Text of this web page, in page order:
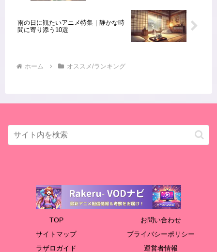
雨の日に観たいアニメ特集｜静かな時
間に寄り添う10選
ホーム オススメ/ランキング
TOP
お問い合わせ
サイトマップ
プライバシーポリシー
ラザロガイド
運営者情報